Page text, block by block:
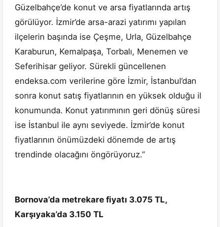
Güzelbahçe’de konut ve arsa fiyatlarında artış
görülüyor. İzmir’de arsa-arazi yatırımı yapılan
ilçelerin başında ise Çeşme, Urla, Güzelbahçe
Karaburun, Kemalpaşa, Torbalı, Menemen ve
Seferihisar geliyor. Sürekli güncellenen
endeksa.com verilerine göre İzmir, İstanbul’dan
sonra konut satış fiyatlarının en yüksek olduğu il
konumunda. Konut yatırımının geri dönüş süresi
ise İstanbul ile aynı seviyede. İzmir’de konut
fiyatlarının önümüzdeki dönemde de artış
trendinde olacağını öngörüyoruz.”
Bornova’da metrekare fiyatı 3.075 TL,
Karşıyaka’da 3.150 TL